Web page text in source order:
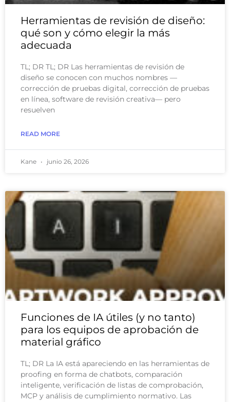
Herramientas de revisión de diseño:
qué son y cómo elegir la más
adecuada
TL; DR TL; DR Las herramientas de revisión de
diseño se conocen con muchos nombres —
corrección de pruebas digital, corrección de pruebas
en línea, software de revisión creativa— pero
resuelven
READ MORE
Kane junio 26, 2026
Funciones de IA útiles (y no tanto)
para los equipos de aprobación de
material gráfico
TL; DR La IA está apareciendo en las herramientas de
proofing en forma de chatbots, comparación
inteligente, verificación de listas de comprobación,
MCP y análisis de cumplimiento normativo. Las